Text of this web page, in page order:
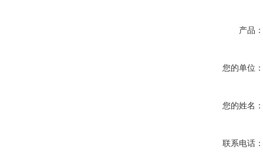
产品：
您的单位：
您的姓名：
联系电话：